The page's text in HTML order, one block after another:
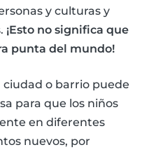
y culturas y
¡Esto no significa que
punta del mundo!
o barrio puede
para que los niños
en diferentes
nuevos, por